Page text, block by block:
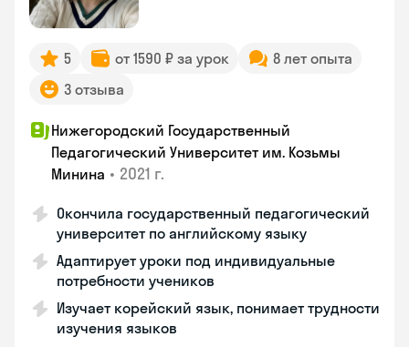
5 от 1590 ₽ за урок
8 лет опыта
3 отзыва
Нижегородский Государственный
Педагогический Университет им. Козьмы
Минина • 2021 г.
Окончила государственный педагогический
университет по английскому языку
Адаптирует уроки под индивидуальные
потребности учеников
Изучает корейский язык, понимает трудности
изучения языков